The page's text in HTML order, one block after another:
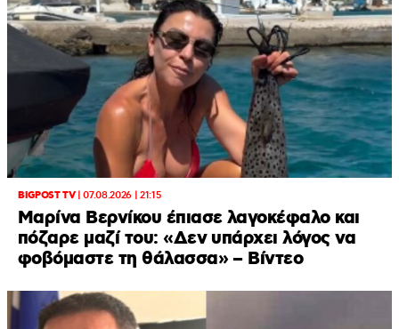
BIGPOST TV|07.08.2026 | 21:15
Μαρίνα Βερνίκου έπιασε λαγοκέφαλο και
πόζαρε μαζί του: «Δεν υπάρχει λόγος να
φοβόμαστε τη θάλασσα» – Βίντεο